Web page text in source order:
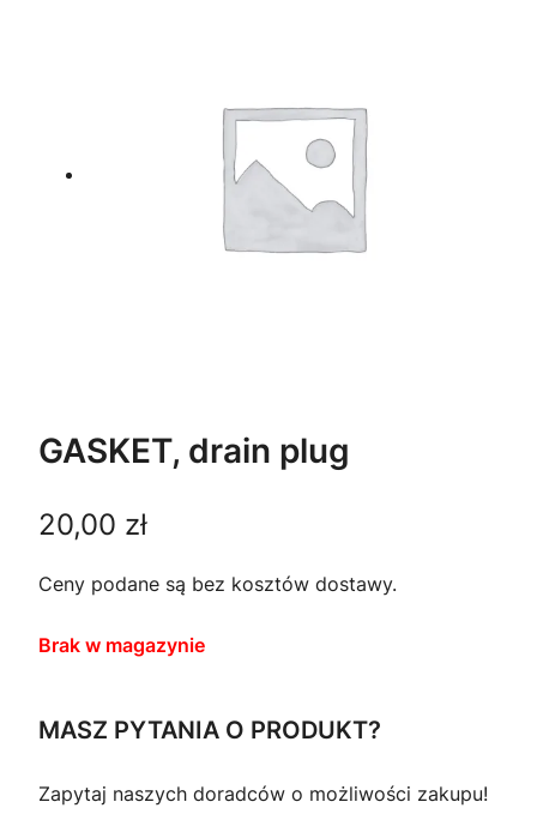
GASKET, drain plug
20,00 zł
Ceny podane są bez kosztów dostawy.
Brak w magazynie
MASZ PYTANIA O PRODUKT?
Zapytaj naszych doradców o możliwości zakupu!